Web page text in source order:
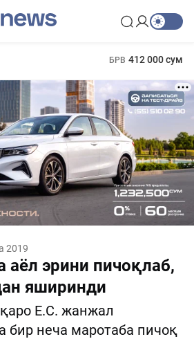
БРВ 412 000 сум
2019
аёл эрини пичоқлаб,
яширинди
Е.С. жанжал
бир неча маротаба пичоқ